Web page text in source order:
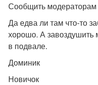
Сообщить модераторам
Да едва ли там что-то
хорошо. А завоздушить
в подвале.
Доминик
Новичок